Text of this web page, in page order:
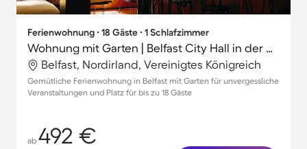
Ferienwohnung ∙ 18 Gäste ∙ 1 Schlafzimmer
Wohnung mit Garten | Belfast City Hall in der Nähe
Belfast, Nordirland, Vereinigtes Königreich
Gemütliche Ferienwohnung in Belfast mit Garten für unvergessliche
Veranstaltungen und Platz für bis zu 18 Gäste
ab 492 €